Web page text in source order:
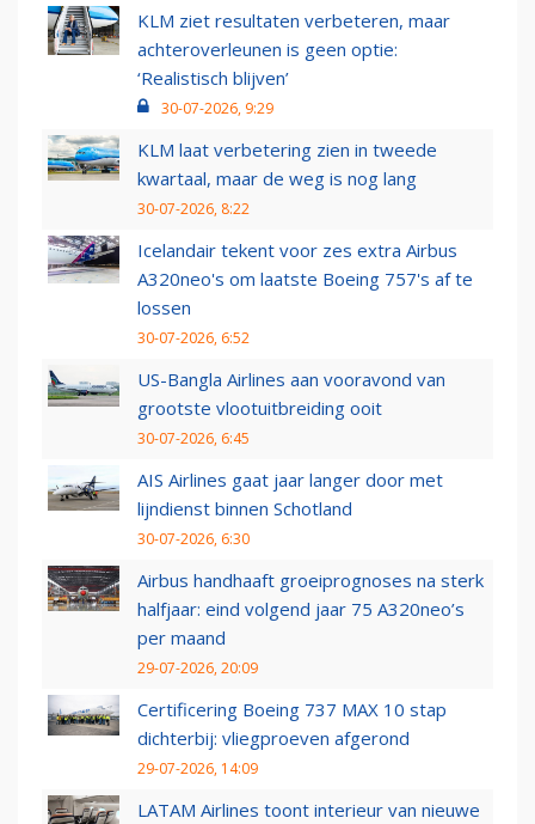
KLM ziet resultaten verbeteren, maar
achteroverleunen is geen optie:
‘Realistisch blijven’
30-07-2026, 9:29
KLM laat verbetering zien in tweede
kwartaal, maar de weg is nog lang
30-07-2026, 8:22
Icelandair tekent voor zes extra Airbus
A320neo's om laatste Boeing 757's af te
lossen
30-07-2026, 6:52
US-Bangla Airlines aan vooravond van
grootste vlootuitbreiding ooit
30-07-2026, 6:45
AIS Airlines gaat jaar langer door met
lijndienst binnen Schotland
30-07-2026, 6:30
Airbus handhaaft groeiprognoses na sterk
halfjaar: eind volgend jaar 75 A320neo’s
per maand
29-07-2026, 20:09
Certificering Boeing 737 MAX 10 stap
dichterbij: vliegproeven afgerond
29-07-2026, 14:09
LATAM Airlines toont interieur van nieuwe